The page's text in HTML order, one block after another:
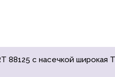
88125 с насечкой широкая